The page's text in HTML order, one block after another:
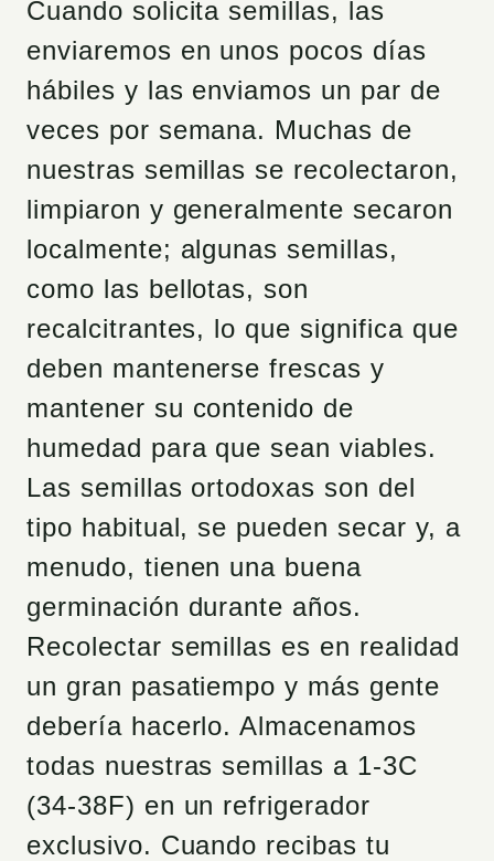
Cuando solicita semillas, las
enviaremos en unos pocos días
hábiles y las enviamos un par de
veces por semana. Muchas de
nuestras semillas se recolectaron,
limpiaron y generalmente secaron
localmente; algunas semillas,
como las bellotas, son
recalcitrantes, lo que significa que
deben mantenerse frescas y
mantener su contenido de
humedad para que sean viables.
Las semillas ortodoxas son del
tipo habitual, se pueden secar y, a
menudo, tienen una buena
germinación durante años.
Recolectar semillas es en realidad
un gran pasatiempo y más gente
debería hacerlo. Almacenamos
todas nuestras semillas a 1-3C
(34-38F) en un refrigerador
exclusivo. Cuando recibas tu